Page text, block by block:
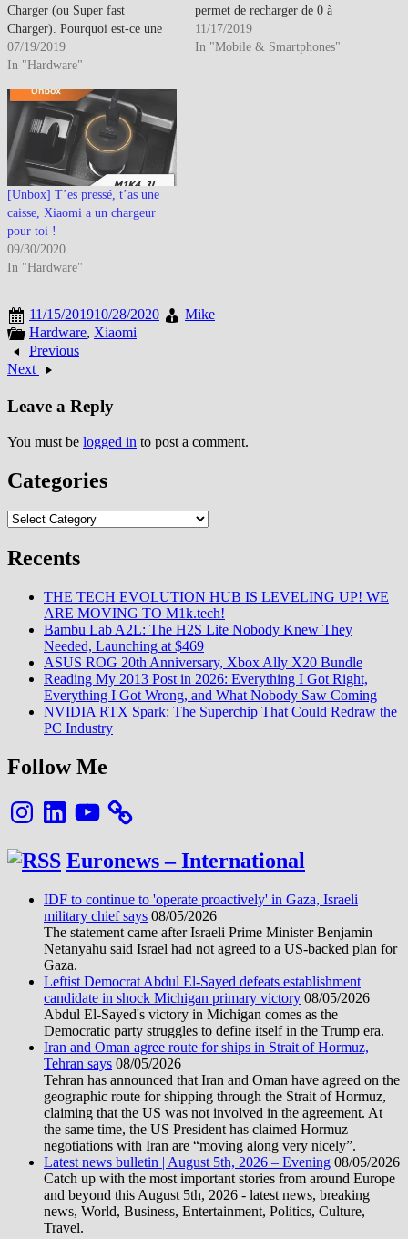
Charger (ou Super fast
Charger). Pourquoi est-ce une
bonne nouvelle ? Tout
simplement car enfin ce modèle
indiens utilisent les mêmes
normes que nous et quasi le
même…
07/19/2019
In "Hardware"
permet de recharger de 0 à
100% une batterie de 4000mAh
en... 17mn seulement Bien
11/17/2019
In "Mobile & Smartphones"
[Unbox] T’es pressé, t’as une
caisse, Xiaomi a un chargeur
pour toi !
09/30/2020
In "Hardware"
11/15/201910/28/2020
Mike
Hardware, Xiaomi
Previous
Next
Leave a Reply
You must be logged in to post a comment.
Categories
Categories
Recents
THE TECH EVOLUTION HUB IS LEVELING UP! WE
ARE MOVING TO M1k.tech!
Bambu Lab A2L: The H2S Lite Nobody Knew They
Needed, Launching at $469
ASUS ROG 20th Anniversary, Xbox Ally X20 Bundle
Reading My 2013 Post in 2026: Everything I Got Right,
Everything I Got Wrong, and What Nobody Saw Coming
NVIDIA RTX Spark: The Superchip That Could Redraw the
PC Industry
Follow Me
InstagramLinkedInYouTube
Euronews – International
IDF to continue to 'operate proactively' in Gaza, Israeli
military chief says 08/05/2026
The statement came after Israeli Prime Minister Benjamin
Netanyahu said Israel had not agreed to a US-backed plan for
Gaza.
Leftist Democrat Abdul El-Sayed defeats establishment
candidate in shock Michigan primary victory 08/05/2026
Abdul El-Sayed's victory in Michigan comes as the
Democratic party struggles to define itself in the Trump era.
Iran and Oman agree route for ships in Strait of Hormuz,
Tehran says 08/05/2026
Tehran has announced that Iran and Oman have agreed on the
geographic route for shipping through the Strait of Hormuz,
claiming that the US was not involved in the agreement. At
the same time, the US President has claimed Hormuz
negotiations with Iran are “moving along very nicely”.
Latest news bulletin | August 5th, 2026 – Evening 08/05/2026
Catch up with the most important stories from around Europe
and beyond this August 5th, 2026 - latest news, breaking
news, World, Business, Entertainment, Politics, Culture,
Travel.